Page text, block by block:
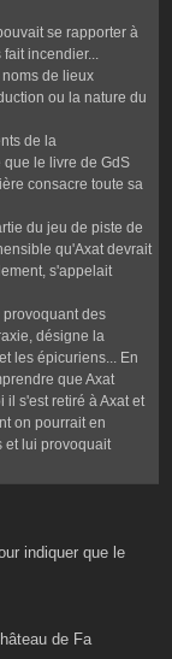
se rapporter à
incendier...
de lieux
ou la nature du
de la
le livre de GdS
consacre toute sa
du jeu de piste de
qu'Axat devrait
s'appelait
provoquant des
désigne la
les épicuriens... En
que Axat
s'est retiré à Axat et
on pourrait en
et lui provoquait
indiquer que le
de Fa